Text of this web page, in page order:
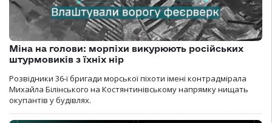
Міна на голови: морпіхи викурюють російських
штурмовиків з їхніх нір
Розвідники 36-ї бригади морської піхоти імені контрадмірала
Михайла Білінського на Костянтинівському напрямку нищать
окупантів у будівлях.